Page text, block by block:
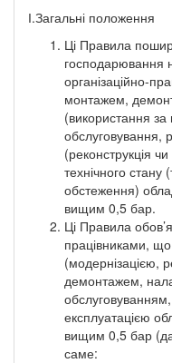
І.Загальні положення
Ці Правила
господарювання
організаційно-
монтажем,
(використання
обслуговування,
(реконструкція
технічного стану
обстеження)
вищим 0,5 бар.
Ці Правила
працівниками,
(модернізацією,
демонтажем,
експлуатацією
вищим 0,5 бар
саме: